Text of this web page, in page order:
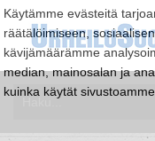
Käytämme evästeitä
räätälöimiseen,
kävijämäärämme
median, mainosalan ja
kuinka käytät sivustoamme.